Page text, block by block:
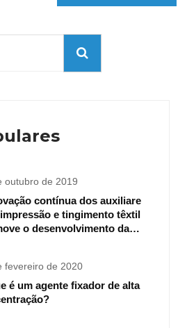
outubro de 2019
contínua dos auxiliare
e tingimento têxtil
o desenvolvimento da in
fevereiro de 2020
é um agente fixador de alta